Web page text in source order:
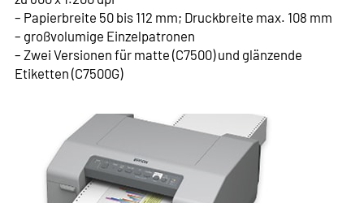
– Papierbreite 50 bis 112 mm; Druckbreite max. 108 mm
– großvolumige Einzelpatronen
– Zwei Versionen für matte (C7500) und glänzende
Etiketten (C7500G)